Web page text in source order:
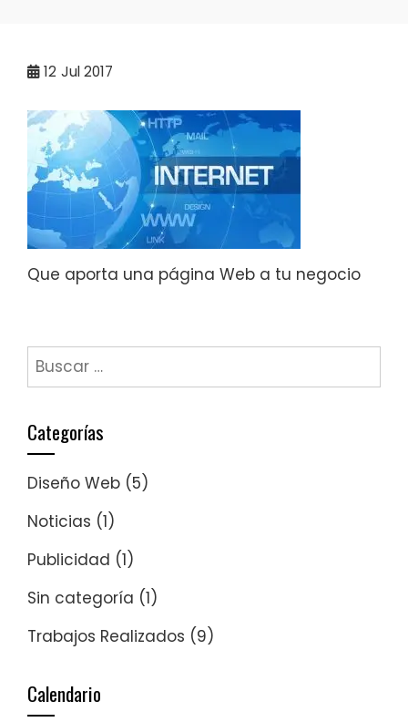
12 Jul 2017
Que aporta una página Web a tu negocio
Buscar:
Categorías
Diseño Web (5)
Noticias (1)
Publicidad (1)
Sin categoría (1)
Trabajos Realizados (9)
Calendario